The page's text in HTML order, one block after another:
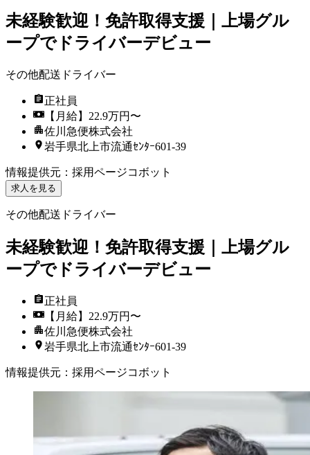
未経験歓迎！免許取得支援｜上場グル
ープでドライバーデビュー
その他配送ドライバー
正社員
【月給】22.9万円〜
佐川急便株式会社
岩手県北上市流通ｾﾝﾀｰ601-39
情報提供元 ： 採用ページコボット
求人を見る
その他配送ドライバー
未経験歓迎！免許取得支援｜上場グル
ープでドライバーデビュー
正社員
【月給】22.9万円〜
佐川急便株式会社
岩手県北上市流通ｾﾝﾀｰ601-39
情報提供元 ： 採用ページコボット